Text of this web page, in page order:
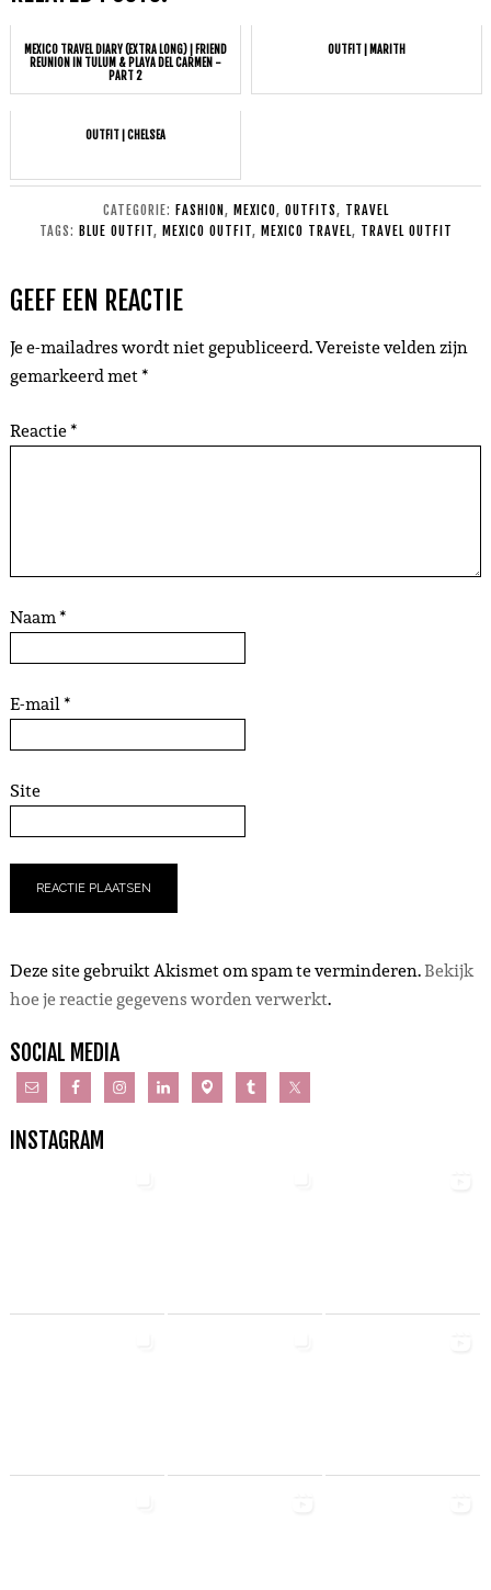
MEXICO TRAVEL DIARY (EXTRA LONG) | FRIEND
REUNION IN TULUM & PLAYA DEL CARMEN -
PART 2
OUTFIT | MARITH
OUTFIT | CHELSEA
CATEGORIE: FASHION , MEXICO, OUTFITS, TRAVEL
TAGS: BLUE OUTFIT, MEXICO OUTFIT, MEXICO TRAVEL, TRAVEL OUTFIT
GEEF EEN REACTIE
Je e-mailadres wordt niet gepubliceerd.Vereiste velden zijn
gemarkeerd met*
Reactie*
Naam*
E-mail*
Site
Deze site gebruikt Akismet om spam te verminderen.Bekijk
hoe je reactie gegevens worden verwerkt.
SOCIAL MEDIA
INSTAGRAM